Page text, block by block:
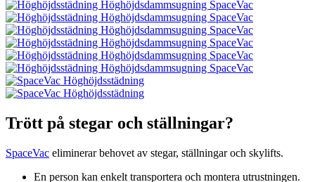
Trött på stegar och ställningar?
SpaceVac eliminerar behovet av stegar, ställningar och skylifts.
En person kan enkelt transportera och montera utrustningen.